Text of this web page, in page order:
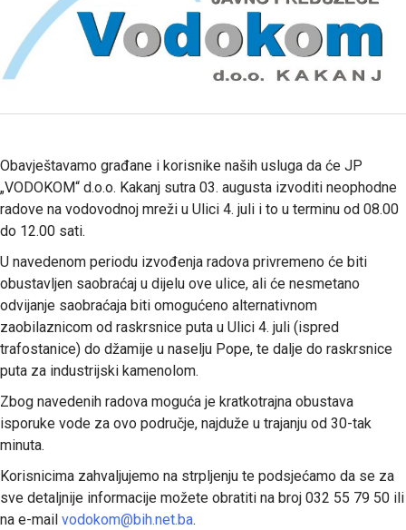
Obavještavamo građane i korisnike naših usluga da će JP
„VODOKOM“ d.o.o. Kakanj sutra 03. augusta izvoditi neophodne
radove na vodovodnoj mreži u Ulici 4. juli i to u terminu od 08.00
do 12.00 sati.
U navedenom periodu izvođenja radova privremeno će biti
obustavljen saobraćaj u dijelu ove ulice, ali će nesmetano
odvijanje saobraćaja biti omogućeno alternativnom
zaobilaznicom od raskrsnice puta u Ulici 4. juli (ispred
trafostanice) do džamije u naselju Pope, te dalje do raskrsnice
puta za industrijski kamenolom.
Zbog navedenih radova moguća je kratkotrajna obustava
isporuke vode za ovo područje, najduže u trajanju od 30-tak
minuta.
Korisnicima zahvaljujemo na strpljenju te podsjećamo da se za
sve detaljnije informacije možete obratiti na broj 032 55 79 50 ili
na e-mail vodokom@bih.net.ba.